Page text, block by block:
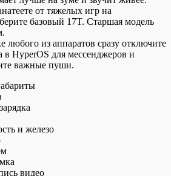
от тяжелых игр на
базовый 17T. Старшая модель
любого из аппаратов сразу отключите
в HyperOS для мессенджеров и
важные пуши.
и железо
видео